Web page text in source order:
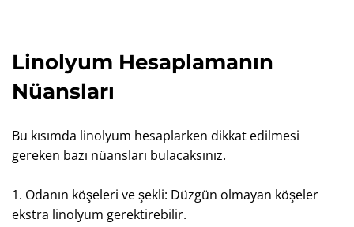
Linolyum Hesaplamanın
Nüansları
Bu kısımda linolyum hesaplarken dikkat edilmesi
gereken bazı nüansları bulacaksınız.
1. Odanın köşeleri ve şekli: Düzgün olmayan köşeler
ekstra linolyum gerektirebilir.